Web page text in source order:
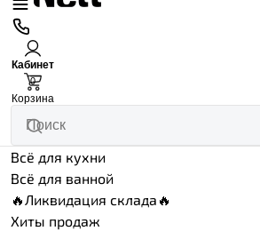
Кабинет
0
Корзина
Всё для кухни
Всё для ванной
🔥Ликвидация склада🔥
Хиты продаж